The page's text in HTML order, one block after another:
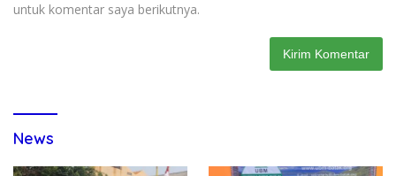
untuk komentar saya berikutnya.
News